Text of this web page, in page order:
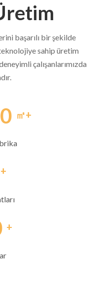
başarılı bir şekilde
sahip üretim
çalışanlarımızda
㎡+
+
+